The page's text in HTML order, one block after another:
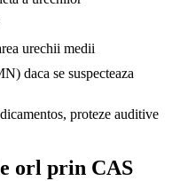
urechii medii
daca se suspecteaza
proteze auditive
orl prin CAS